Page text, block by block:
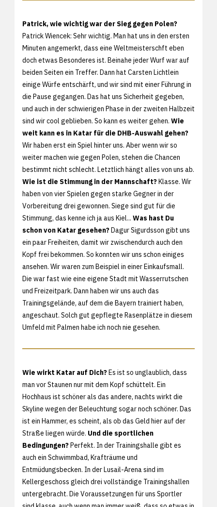
Patrick, wie wichtig war der Sieg gegen Polen?
Patrick Wiencek: Sehr wichtig. Man hat uns in den ersten
Minuten angemerkt, dass eine Weltmeisterschft eben
doch etwas Besonderes ist. Beinahe jeder Wurf war auf
beiden Seiten ein Treffer. Dann hat Carsten Lichtlein
einige Würfe entschärft, und wir sind mit einer Führung in
die Pause gegangen. Das hat uns Sicherheit gegeben,
und auch in der schwierigen Phase in der zweiten Halbzeit
sind wir cool geblieben. So kann es weiter gehen. Wie
weit kann es in Katar für die DHB-Auswahl gehen?
Wir haben erst ein Spiel hinter uns. Aber wenn wir so
weiter machen wie gegen Polen, stehen die Chancen
bestimmt nicht schlecht. Letztlich hängt alles von uns ab.
Wie ist die Stimmung in der Mannschaft?Klasse. Wir
haben von vier Spielen gegen starke Gegner in der
Vorbereitung drei gewonnen. Siege sind gut für die
Stimmung, das kenne ich ja aus Kiel... Was hast Du
schon von Katar gesehen?Dagur Sigurdsson gibt uns
ein paar Freiheiten, damit wir zwischendurch auch den
Kopf frei bekommen. So konnten wir uns schon einiges
ansehen. Wir waren zum Beispiel in einer Einkaufsmall.
Die war fast wie eine eigene Stadt mit Wasserrutschen
und Freizeitpark. Dann haben wir uns auch das
Trainingsgelände, auf dem die Bayern trainiert haben,
angeschaut. Solch gut gepflegte Rasenplätze in diesem
Umfeld mit Palmen habe ich noch nie gesehen.
Wie wirkt Katar auf Dich?Es ist so unglaublich, dass
man vor Staunen nur mit dem Kopf schüttelt. Ein
Hochhaus ist schöner als das andere, nachts wirkt die
Skyline wegen der Beleuchtung sogar noch schöner. Das
ist ein Hammer, es scheint, als ob das Geld hier auf der
Straße liegen würde. Und die sportlichen
Bedingungen?Perfekt. In der Trainingshalle gibt es
auch ein Schwimmbad, Krafträume und
Entmüdungsbecken. In der Lusail-Arena sind im
Kellergeschoss gleich drei vollständige Trainingshallen
untergebracht. Die Voraussetzungen für uns Sportler